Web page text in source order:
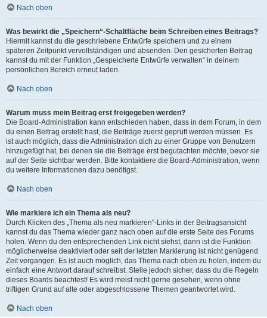
Nach oben
Was bewirkt die „Speichern“-Schaltfläche beim Schreiben eines Beitrags?
Hiermit kannst du die geschriebene Entwürfe speichern und zu einem
späteren Zeitpunkt vervollständigen und absenden. Den gesicherten Beitrag
kannst du mit der Funktion „Gespeicherte Entwürfe verwalten“ in deinem
persönlichen Bereich erneut laden.
Nach oben
Warum muss mein Beitrag erst freigegeben werden?
Die Board-Administration kann entschieden haben, dass in dem Forum, in dem
du einen Beitrag erstellt hast, die Beiträge zuerst geprüft werden müssen. Es
ist auch möglich, dass die Administration dich zu einer Gruppe von Benutzern
hinzugefügt hat, bei denen sie die Beiträge erst begutachten möchte, bevor sie
auf der Seite sichtbar werden. Bitte kontaktiere die Board-Administration, wenn
du weitere Informationen dazu benötigst.
Nach oben
Wie markiere ich ein Thema als neu?
Durch Klicken des „Thema als neu markieren“-Links in der Beitragsansicht
kannst du das Thema wieder ganz nach oben auf die erste Seite des Forums
holen. Wenn du den entsprechenden Link nicht siehst, dann ist die Funktion
möglicherweise deaktiviert oder seit der letzten Markierung ist nicht genügend
Zeit vergangen. Es ist auch möglich, das Thema nach oben zu holen, indem du
einfach eine Antwort darauf schreibst. Stelle jedoch sicher, dass du die Regeln
dieses Boards beachtest! Es wird meist nicht gerne gesehen, wenn ohne
triftigen Grund auf alte oder abgeschlossene Themen geantwortet wird.
Nach oben